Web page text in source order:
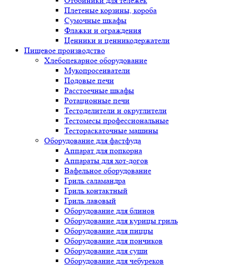
Плетеные корзины, короба
Сумочные шкафы
Флажки и ограждения
Ценники и ценникодержатели
Пищевое производство
Хлебопекарное оборудование
Мукопросеиватели
Подовые печи
Расстоечные шкафы
Ротационные печи
Тестоделители и округлители
Тестомесы профессиональные
Тестораскаточные машины
Оборудование для фастфуда
Аппарат для попкорна
Аппараты для хот-догов
Вафельное оборудование
Гриль саламандра
Гриль контактный
Гриль лавовый
Оборудование для блинов
Оборудование для курицы гриль
Оборудование для пиццы
Оборудование для пончиков
Оборудование для суши
Оборудование для чебуреков